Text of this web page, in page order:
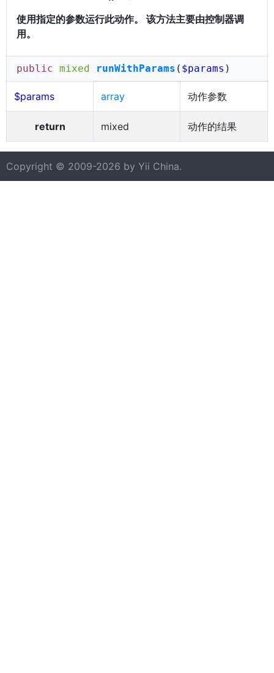
使用指定的参数运行此动作。 该方法主要由控制器调
用。
public mixed runWithParams ( $params )
$params array 动作参数
return mixed 动作的结果
Copyright © 2009-2026 by Yii China.